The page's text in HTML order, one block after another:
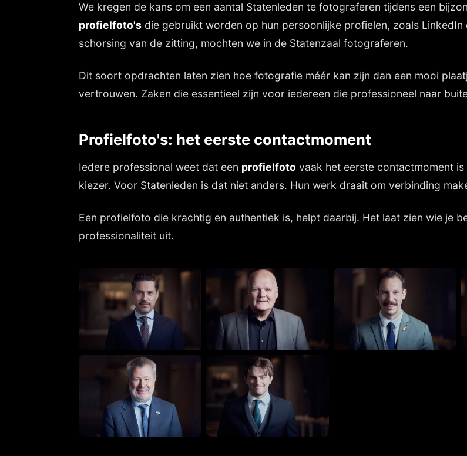
We kregen de kans om een aantal Statenleden te fotograferen tijdens een
profielfoto's die gebruikt worden op hun persoonlijke profielen, zoals
schorsing van de zitting, mochten we in de Statenzaal fotograferen.
Dit soort opdrachten laten zien hoe fotografie méér kan zijn dan een mooi
vertrouwen. Zaken die essentieel zijn voor iedereen die professioneel naar
Profielfoto's: het eerste contactmoment
Iedere professional weet dat een profielfoto vaak het eerste contactmoment
kiezer. Voor Statenleden is dat niet anders. Hun werk draait om verbinding
Een profielfoto die krachtig en authentiek is, helpt daarbij. Het laat zien wie je
professionaliteit uit.